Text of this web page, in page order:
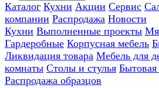
Каталог Кухни Акции Сервис
компании Распродажа Новости
Кухни Выполненные проекты
Гардеробные Корпусная мебель
Ликвидация товара Мебель для
комнаты Столы и стулья Бытовая
Распродажа образцов